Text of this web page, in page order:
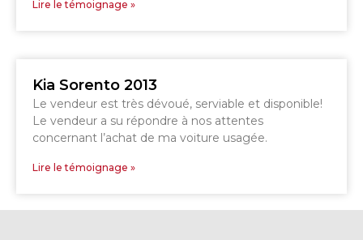
Lire le témoignage »
Kia Sorento 2013
Le vendeur est très dévoué, serviable et disponible!
Le vendeur a su répondre à nos attentes
concernant l’achat de ma voiture usagée.
Lire le témoignage »